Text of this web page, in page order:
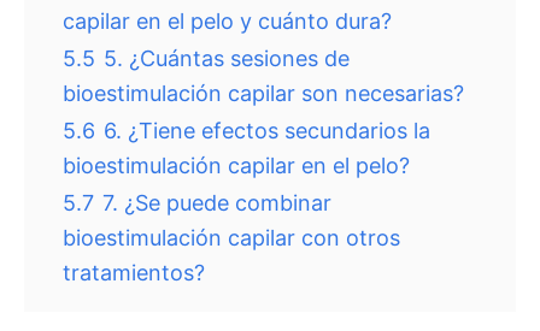
capilar en el pelo y cuánto dura?
5.5 5. ¿Cuántas sesiones de
bioestimulación capilar son necesarias?
5.6 6. ¿Tiene efectos secundarios la
bioestimulación capilar en el pelo?
5.7 7. ¿Se puede combinar
bioestimulación capilar con otros
tratamientos?